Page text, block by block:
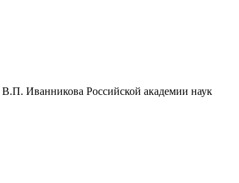
Иванникова Российской академии наук